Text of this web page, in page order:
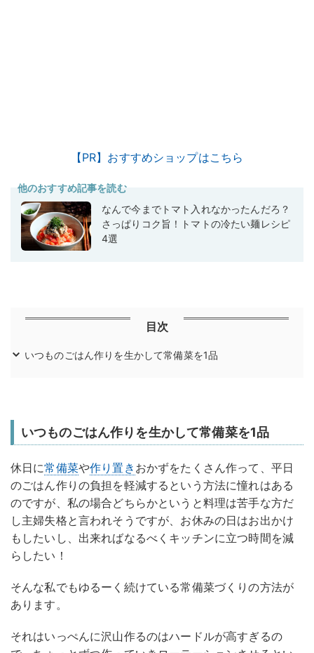
【PR】おすすめショップはこちら
他のおすすめ記事を読む
なんで今までトマト入れなかったんだろ？
さっぱりコク旨！トマトの冷たい麺レシピ
4選
目次
いつものごはん作りを生かして常備菜を1品
いつものごはん作りを生かして常備菜を1品
休日に常備菜や作り置き おかずをたくさん作って、平日
のごはん作りの負担を軽減するという方法に憧れはある
のですが、私の場合どちらかというと料理は苦手な方だ
し主婦失格と言われそうですが、お休みの日はお出かけ
もしたいし、出来ればなるべくキッチンに立つ時間を減
らしたい！
そんな私でもゆるーく続けている常備菜づくりの方法が
あります。
それはいっぺんに沢山作るのはハードルが高すぎるの